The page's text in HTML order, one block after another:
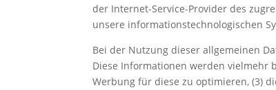
der Internet-Service-Provider des
unsere informationstechnologischen
Bei der Nutzung dieser allgemeinen
Diese Informationen werden vielmehr
Werbung für diese zu optimieren, (3)